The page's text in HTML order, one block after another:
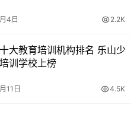
4日 2.2K
大教育培训机构排名 乐山少
训学校上榜
11日 4.5K